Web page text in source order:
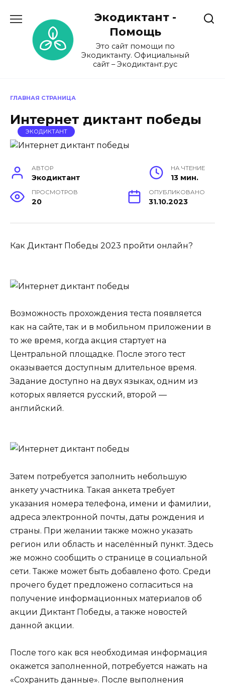
содержанию
Экодиктант -
Помощь
Это сайт помощи по
Экодиктанту. Официальный
сайт – Экодиктант.рус
ГЛАВНАЯ СТРАНИЦА
Интернет диктант победы
ЭКОДИКТАНТ
АВТОР
Экодиктант
НА ЧТЕНИЕ
13 мин.
ПРОСМОТРОВ
20
ОПУБЛИКОВАНО
31.10.2023
Как Диктант Победы 2023 пройти онлайн?
Возможность прохождения теста появляется
как на сайте, так и в мобильном приложении в
то же время, когда акция стартует на
Центральной площадке. После этого тест
оказывается доступным длительное время.
Задание доступно на двух языках, одним из
которых является русский, второй —
английский.
Затем потребуется заполнить небольшую
анкету участника. Такая анкета требует
указания номера телефона, имени и фамилии,
адреса электронной почты, даты рождения и
страны. При желании также можно указать
регион или область и населённый пункт. Здесь
же можно сообщить о странице в социальной
сети. Также может быть добавлено фото. Среди
прочего будет предложено согласиться на
получение информационных материалов об
акции Диктант Победы, а также новостей
данной акции.
После того как вся необходимая информация
окажется заполненной, потребуется нажать на
«Сохранить данные». После выполнения